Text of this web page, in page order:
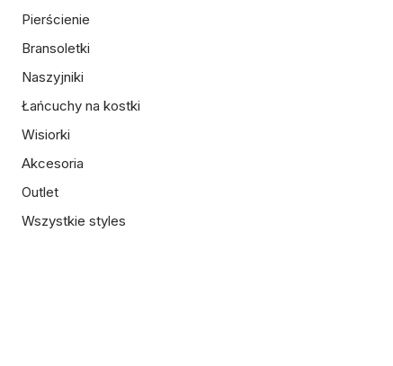
Pierścienie
Bransoletki
Naszyjniki
Łańcuchy na kostki
Wisiorki
Akcesoria
Outlet
Wszystkie styles